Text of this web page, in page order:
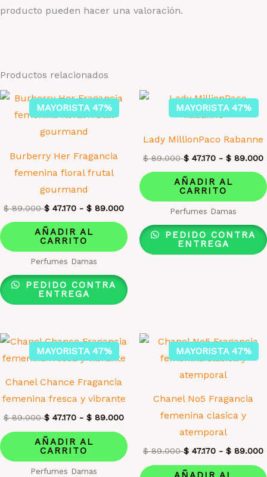
producto pueden hacer una valoración.
Productos relacionados
MAYORISTA 47%
Burberry Her Fragancia
femenina floral frutal
gourmand
$89.000 $ 47.170 - $ 89.000
AÑADIR AL
CARRITO
Perfumes Damas
PEDIDO CONTRA
ENTREGA
MAYORISTA 47%
Lady MillionPaco Rabanne
$89.000 $ 47.170 - $ 89.000
AÑADIR AL
CARRITO
Perfumes Damas
PEDIDO CONTRA
ENTREGA
MAYORISTA 47%
Chanel Chance Fragancia
femenina fresca y vibrante
$89.000 $ 47.170 - $ 89.000
AÑADIR AL
CARRITO
Perfumes Damas
MAYORISTA 47%
Chanel No5 Fragancia
femenina clasica y
atemporal
$89.000 $ 47.170 - $ 89.000